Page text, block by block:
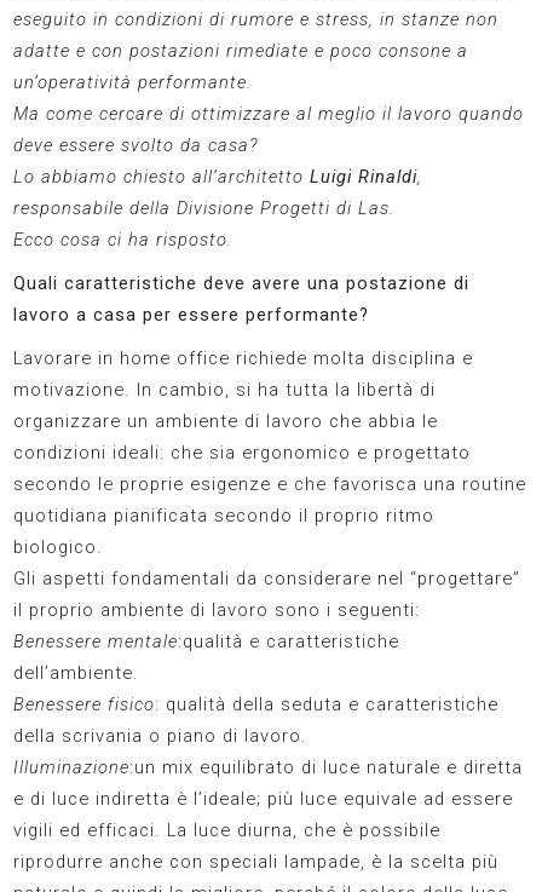
eseguito in condizioni di rumore e stress, in stanze non
adatte e con postazioni rimediate e poco consone a
un’operatività performante.
Ma come cercare di ottimizzare al meglio il lavoro quando
deve essere svolto da casa?
Lo abbiamo chiesto all’architetto Luigi Rinaldi,
responsabile della Divisione Progetti di Las.
Ecco cosa ci ha risposto.
Quali caratteristiche deve avere una postazione di
lavoro a casa per essere performante?
Lavorare in home office richiede molta disciplina e
motivazione. In cambio, si ha tutta la libertà di
organizzare un ambiente di lavoro che abbia le
condizioni ideali: che sia ergonomico e progettato
secondo le proprie esigenze e che favorisca una routine
quotidiana pianificata secondo il proprio ritmo
biologico.
Gli aspetti fondamentali da considerare nel “progettare”
il proprio ambiente di lavoro sono i seguenti:
Benessere mentale:qualità e caratteristiche
dell’ambiente.
Benessere fisico: qualità della seduta e caratteristiche
della scrivania o piano di lavoro.
Illuminazione:un mix equilibrato di luce naturale e diretta
e di luce indiretta è l’ideale; più luce equivale ad essere
vigili ed efficaci. La luce diurna, che è possibile
riprodurre anche con speciali lampade, è la scelta più